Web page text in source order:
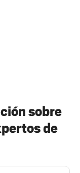
sobre
de